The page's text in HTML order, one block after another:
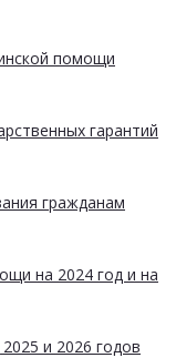
помощи
гарантий
гражданам
на 2024 год и на
и 2026 годов